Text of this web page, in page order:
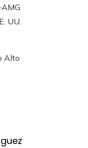
UU.
Alto